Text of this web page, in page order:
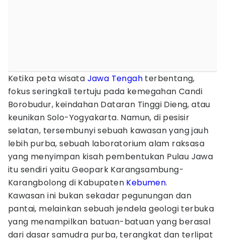
Ketika peta wisata Jawa Tengah terbentang,
fokus seringkali tertuju pada kemegahan Candi
Borobudur, keindahan Dataran Tinggi Dieng, atau
keunikan Solo-Yogyakarta. Namun, di pesisir
selatan, tersembunyi sebuah kawasan yang jauh
lebih purba, sebuah laboratorium alam raksasa
yang menyimpan kisah pembentukan Pulau Jawa
itu sendiri yaitu Geopark Karangsambung-
Karangbolong di Kabupaten Kebumen.
Kawasan ini bukan sekadar pegunungan dan
pantai, melainkan sebuah jendela geologi terbuka
yang menampilkan batuan-batuan yang berasal
dari dasar samudra purba, terangkat dan terlipat